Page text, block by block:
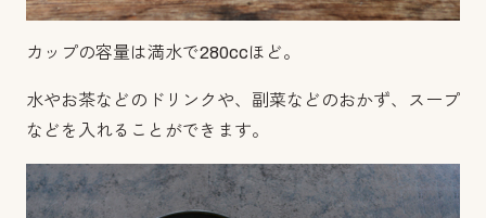
カップの容量は満水で280ccほど。
水やお茶などのドリンクや、副菜などのおかず、スープ
などを入れることができます。